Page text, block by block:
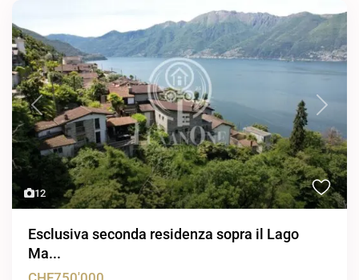
12
Previous Next
Esclusiva seconda residenza sopra il Lago
Ma...